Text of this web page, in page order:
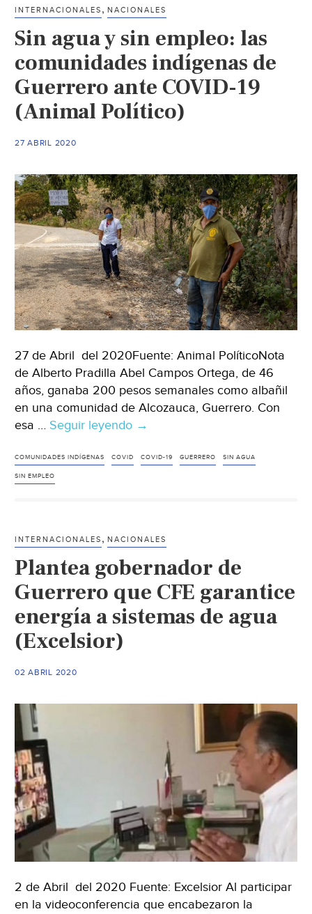
de
agua
en
Infonavit
Alta
Progreso
(Notimundo)
INTERNACIONALES ,NACIONALES
Sin agua y sin empleo: las
comunidades indígenas de
Guerrero ante COVID-19
(Animal Político)
27 ABRIL 2020
27 de Abril del 2020Fuente: Animal PolíticoNota
de Alberto Pradilla Abel Campos Ortega, de 46
años, ganaba 200 pesos semanales como albañil
en una comunidad de Alcozauca, Guerrero. Con
esa … Seguir leyendo Sin
y
indígenas
de
Guerrero
ante
COVID-
→
COMUNIDADES INDÍGENAS COVID COVID-19 GUERRERO SIN AGUA
SIN EMPLEO
INTERNACIONALES ,NACIONALES
Plantea gobernador de
Guerrero que CFE garantice
energía a sistemas de agua
(Excelsior)
02 ABRIL 2020
2 de Abril del 2020 Fuente: Excelsior Al participar
en la videoconferencia que encabezaron la